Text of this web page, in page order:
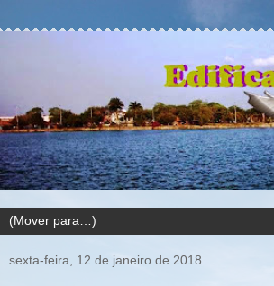
sexta-feira, 12 de janeiro de 2018